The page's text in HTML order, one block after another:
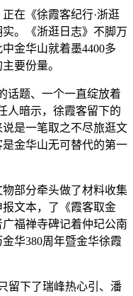
在《徐霞客纪行·浙逛
。《浙逛日志》不脚万
金华山就着墨4400多
要份量。
题、一个一直绽放着
人暗示，徐霞客留下的
是一笔取之不尽旅逛文
金华山无可替代的第一
部分牵头做了材料收集
文本，了《霞客取金
福禅寺碑记着仲玘公南
华380周年暨金华徐霞
下了瑞峰热心引、潘